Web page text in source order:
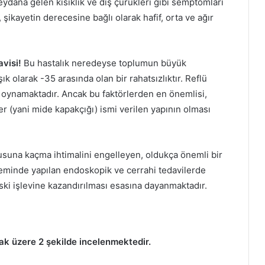
derecesine bağlı olarak hafif, orta ve ağır
Bu hastalık neredeyse toplumun büyük
olarak -35 arasında olan bir rahatsızlıktır. Reflü
Ancak bu faktörlerden en önemlisi,
mide kapakçığı) ismi verilen yapının olması
kaçma ihtimalini engelleyen, oldukça önemli bir
yapılan endoskopik ve cerrahi tedavilerde
kazandırılması esasına dayanmaktadır.
üzere 2 şekilde incelenmektedir.